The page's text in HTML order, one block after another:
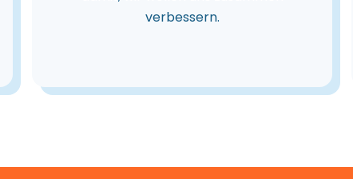
verbessern.